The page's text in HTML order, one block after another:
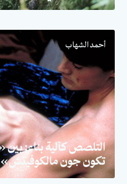
أحمد الشهاب
التلصص كآلية بناء:
تكون جون مالكوفيتش»